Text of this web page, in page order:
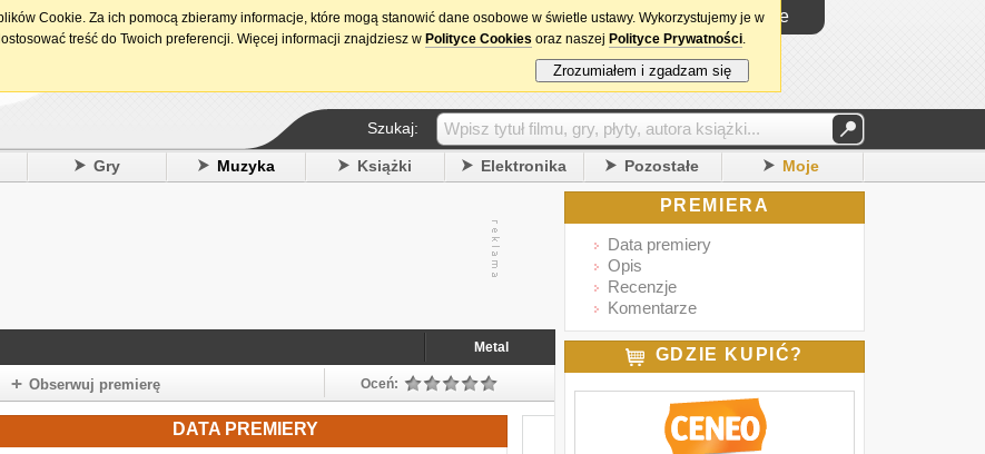
15. urodziny DataPremiery.pl Logowanie
Szukaj:
Gry Muzyka Książki Elektronika Pozostałe Moje
Metal
Obserwuj premierę Oceń:
DATA PREMIERY
PREMIERA
Data premiery
Opis
Recenzje
Komentarze
GDZIE KUPIĆ?
Cookie. Za ich pomocą zbieramy informacje, które mogą stanowić dane osobowe w świetle ustawy. Wykorzystujemy je w
treść do Twoich preferencji. Więcej informacji znajdziesz w Polityce Cookies oraz naszej Polityce Prywatności.
Zrozumiałem i zgadzam się